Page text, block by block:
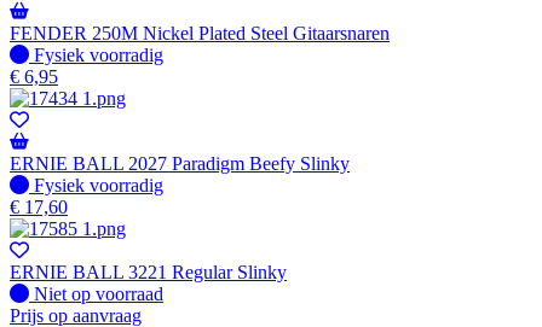
FENDER 250M Nickel Plated Steel Gitaarsnaren
Fysiek voorradig
Fysiek voorradig
€ 6,95
ERNIE BALL 2027 Paradigm Beefy Slinky
Fysiek voorradig
Fysiek voorradig
€ 17,60
ERNIE BALL 3221 Regular Slinky
Fysiek voorradig
Niet op voorraad
Prijs op aanvraag